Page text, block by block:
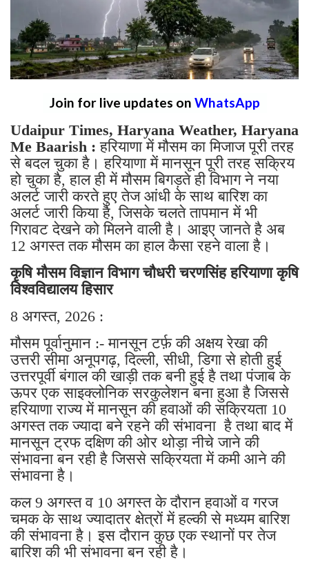
Join for live updates on WhatsApp
Udaipur Times, Haryana Weather, Haryana
Me Baarish : हरियाणा में मौसम का मिजाज पूरी तरह
से बदल चुका है। हरियाणा में मानसून पूरी तरह सक्रिय
हो चुका है, हाल ही में मौसम बिगड़ते ही विभाग ने नया
अलर्ट जारी करते हुए तेज आंधी के साथ बारिश का
अलर्ट जारी किया है, जिसके चलते तापमान में भी
गिरावट देखने को मिलने वाली है। आइए जानते है अब
12 अगस्त तक मौसम का हाल कैसा रहने वाला है।
कृषि मौसम विज्ञान विभाग चौधरी चरणसिंह हरियाणा कृषि
विश्वविद्यालय हिसार
8 अगस्त, 2026 :
मौसम पूर्वानुमान :- मानसून टर्फ़ की अक्षय रेखा की
उत्तरी सीमा अनूपगढ़, दिल्ली, सीधी, डिगा से होती हुई
उत्तरपूर्वी बंगाल की खाड़ी तक बनी हुई है तथा पंजाब के
ऊपर एक साइक्लोनिक सरकुलेशन बना हुआ है जिससे
हरियाणा राज्य में मानसून की हवाओं की सक्रियता 10
अगस्त तक ज्यादा बने रहने की संभावना है तथा बाद में
मानसून ट्रफ दक्षिण की ओर थोड़ा नीचे जाने की
संभावना बन रही है जिससे सक्रियता में कमी आने की
संभावना है।
कल 9 अगस्त व 10 अगस्त के दौरान हवाओं व गरज
चमक के साथ ज्यादातर क्षेत्रों में हल्की से मध्यम बारिश
की संभावना है। इस दौरान कुछ एक स्थानों पर तेज
बारिश की भी संभावना बन रही है।